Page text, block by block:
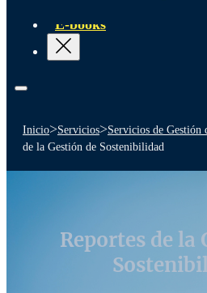
E-books
Inicio>Servicios>Servicios de Gestión
de la Gestión de Sostenibilidad
Reportes de la